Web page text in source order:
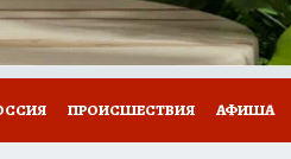
ПРОИСШЕСТВИЯ АФИША